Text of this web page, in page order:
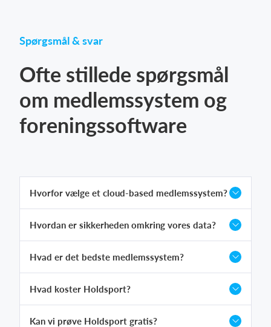
Spørgsmål & svar
Ofte stillede spørgsmål
om medlemssystem og
foreningssoftware
Hvorfor vælge et cloud-based medlemssystem?
Hvordan er sikkerheden omkring vores data?
Hvad er det bedste medlemssystem?
Hvad koster Holdsport?
Kan vi prøve Holdsport gratis?